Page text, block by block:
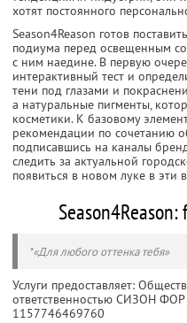
хотят постоянного
Season4Reason готов
подиума перед освещенным
с ним наедине. В первую
интерактивный тест и
тени под глазами и
а натуральные пигменты,
косметики. К базовому
рекомендации по сочетанию
подписавшись на каналы
следить за актуальной
появиться в новом луке в эти
*«Для любого оттенка тебя»
Услуги предоставляет:
ответственностью СИЗОН
1157746469760